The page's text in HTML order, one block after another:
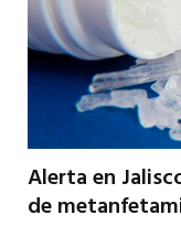
Alerta en
de